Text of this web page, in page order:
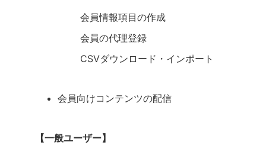
会員情報項目の作成
会員の代理登録
CSVダウンロード・インポート
会員向けコンテンツの配信
【一般ユーザー】